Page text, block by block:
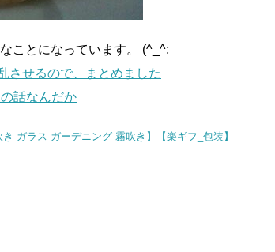
ことになっています。 (^_^;
させるので、まとめました
話なんだか
ガラス ガーデニング 霧吹き】【楽ギフ_包装】